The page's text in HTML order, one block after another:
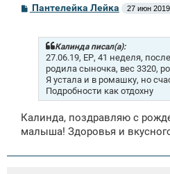
СПантелейка Лейка 27 июн
Калинда писал(а):
27.06.19, ЕР, 41 неделя,
родила сыночка, вес 3320,
Я устала и в ромашку, но
Подробности как отдохну
Калинда, поздравляю с
малыша! Здоровья и